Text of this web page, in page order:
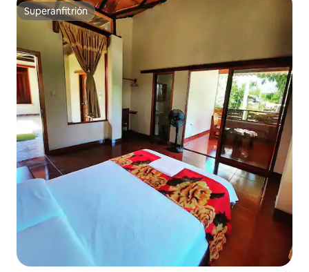
Superanfitrión
Superanfitrión